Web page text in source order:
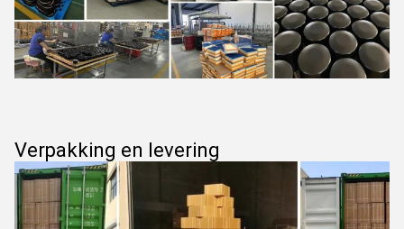
Verpakking en levering